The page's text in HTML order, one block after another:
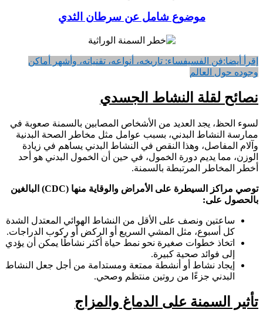
موضوع شامل عن سرطان الثدي
إقرأ أيضا:فن الفسيفساء: تاريخه، أنواعه، تقنياته، وأشهر أماكن
وجوده حول العالم
نصائح لقلة النشاط الجسدي
لسوء الحظ، يجد العديد من الأشخاص المصابين بالسمنة صعوبة في
ممارسة النشاط البدني، بسبب عوامل مثل مخاطر الصحة البدنية
وآلام المفاصل، وهذا النقص في النشاط البدني يساهم في زيادة
الوزن، مما يديم دورة الخمول، في حين أن الخمول البدني هو أحد
أخطر المخاطر المرتبطة بالسمنة.
توصي مراكز السيطرة على الأمراض والوقاية منها (CDC) البالغين
بالحصول على:
ساعتين ونصف على الأقل من النشاط الهوائي المعتدل الشدة
كل أسبوع، مثل المشي السريع أو الركض أو ركوب الدراجات.
اتخاذ خطوات صغيرة نحو نمط حياة أكثر نشاطًا يمكن أن يؤدي
إلى فوائد صحية كبيرة.
إيجاد نشاط أو أنشطة ممتعة ومستدامة من أجل جعل النشاط
البدني جزءًا من روتين منتظم وصحي.
تأثير السمنة على الدماغ والمزاج